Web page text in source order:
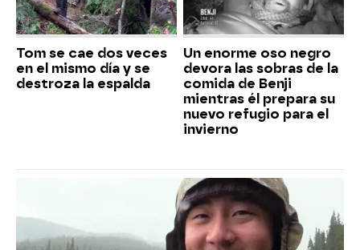
Tom se cae dos veces
en el mismo día y se
destroza la espalda
Un enorme oso negro
devora las sobras de la
comida de Benji
mientras él prepara su
nuevo refugio para el
invierno